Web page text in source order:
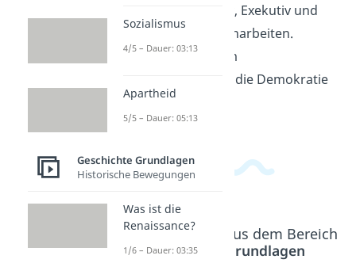
Gewalten - Legislativ, Exekutiv und
Judikativ - zusammenarbeiten.
Verstehst du, warum
Gewaltenteilung für die Demokratie
wichtig ist?
Beliebte Inhalte aus dem Bereich
Geschichte Grundlagen
Sozialismus
4/5 – Dauer: 03:13
Apartheid
5/5 – Dauer: 05:13
Geschichte Grundlagen
Historische Bewegungen
Was ist die
Renaissance?
1/6 – Dauer: 03:35